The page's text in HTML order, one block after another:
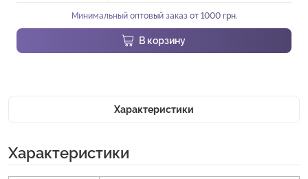
Минимальный оптовый заказ от 1000 грн.
В корзину
Характеристики
Характеристики